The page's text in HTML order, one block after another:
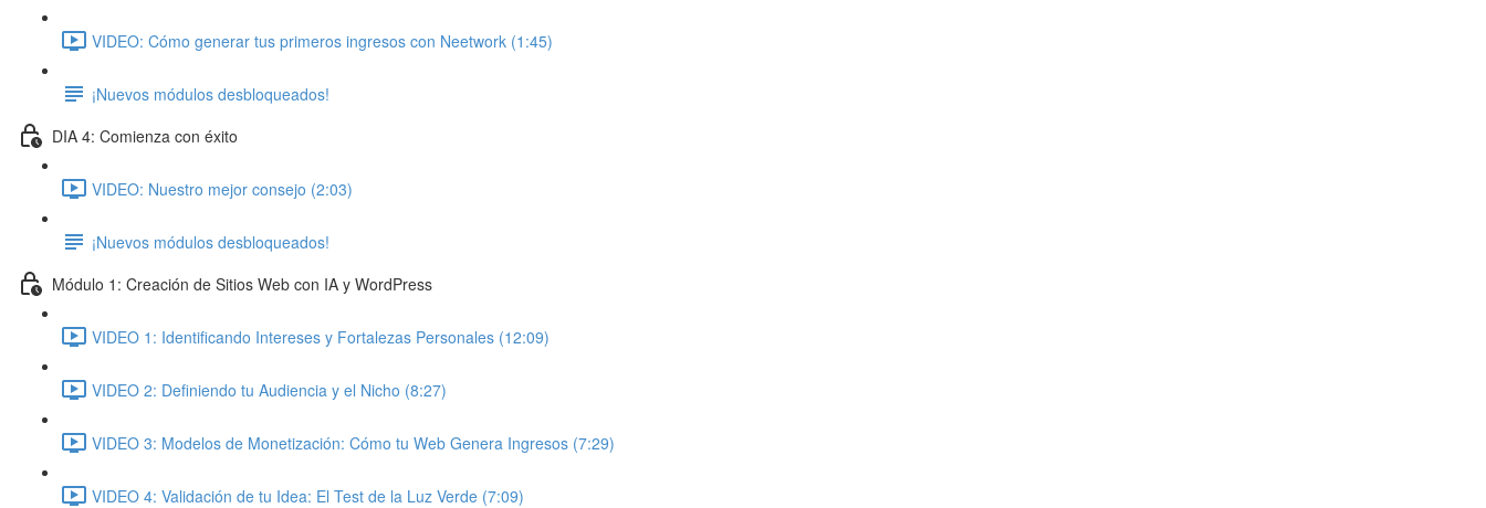
VIDEO: Cómo generar tus primeros ingresos con Neetwork (1:45)
¡Nuevos módulos desbloqueados!
DIA 4: Comienza con éxito
VIDEO: Nuestro mejor consejo (2:03)
¡Nuevos módulos desbloqueados!
Módulo 1: Creación de Sitios Web con IA y WordPress
VIDEO 1: Identificando Intereses y Fortalezas Personales (12:09)
VIDEO 2: Definiendo tu Audiencia y el Nicho (8:27)
VIDEO 3: Modelos de Monetización: Cómo tu Web Genera Ingresos (7:29)
VIDEO 4: Validación de tu Idea: El Test de la Luz Verde (7:09)